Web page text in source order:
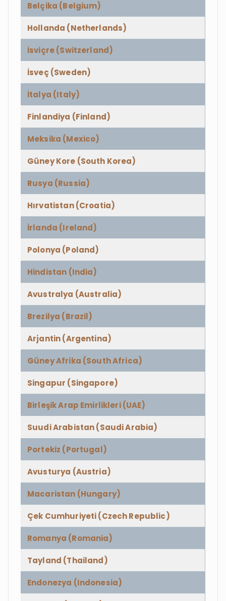
Belçika (Belgium)
Hollanda (Netherlands)
İsviçre (Switzerland)
İsveç (Sweden)
İtalya (Italy)
Finlandiya (Finland)
Meksika (Mexico)
Güney Kore (South Korea)
Rusya (Russia)
Hırvatistan (Croatia)
İrlanda (Ireland)
Polonya (Poland)
Hindistan (India)
Avustralya (Australia)
Brezilya (Brazil)
Arjantin (Argentina)
Güney Afrika (South Africa)
Singapur (Singapore)
Birleşik Arap Emirlikleri (UAE)
Suudi Arabistan (Saudi Arabia)
Portekiz (Portugal)
Avusturya (Austria)
Macaristan (Hungary)
Çek Cumhuriyeti (Czech Republic)
Romanya (Romania)
Tayland (Thailand)
Endonezya (Indonesia)